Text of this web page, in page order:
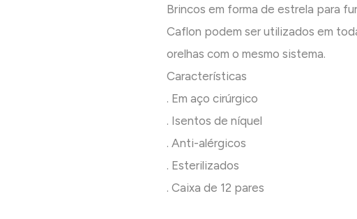
Brincos em forma de estrela para
Caflon podem ser utilizados em
orelhas com o mesmo sistema.
Características
. Em aço cirúrgico
. Isentos de níquel
. Anti-alérgicos
. Esterilizados